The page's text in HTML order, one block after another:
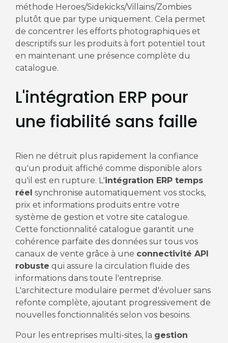
méthode Heroes/Sidekicks/Villains/Zombies
plutôt que par type uniquement. Cela permet
de concentrer les efforts photographiques et
descriptifs sur les produits à fort potentiel tout
en maintenant une présence complète du
catalogue.
L'intégration ERP pour
une fiabilité sans faille
Rien ne détruit plus rapidement la confiance
qu'un produit affiché comme disponible alors
qu'il est en rupture. L'intégration ERP temps
réel synchronise automatiquement vos stocks,
prix et informations produits entre votre
système de gestion et votre site catalogue.
Cette fonctionnalité catalogue garantit une
cohérence parfaite des données sur tous vos
canaux de vente grâce à une connectivité API
robuste qui assure la circulation fluide des
informations dans toute l'entreprise.
L'architecture modulaire permet d'évoluer sans
refonte complète, ajoutant progressivement de
nouvelles fonctionnalités selon vos besoins.
Pour les entreprises multi-sites, la gestion